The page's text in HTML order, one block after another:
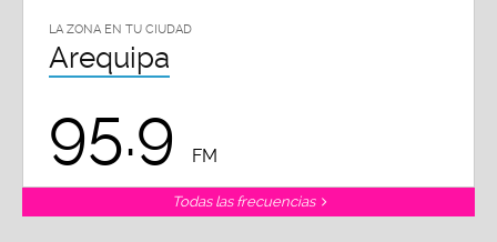
LA ZONA EN TU CIUDAD
Arequipa
95.9 FM
Todas las frecuencias